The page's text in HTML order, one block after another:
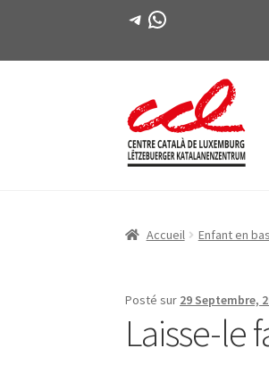
Télégramme
WhatsApp
Passer
à
Aller
au
Accueil Enfant en
Posté sur 29 Septembre,
Laisse-le